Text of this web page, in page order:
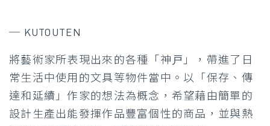
─ KUTOUTEN
將藝術家所表現出來的各種「神戸」，帶進了日
常生活中使用的文具等物件當中。以「保存、傳
達和延續」作家的想法為概念，希望藉由簡單的
設計生產出能發揮作品豐富個性的商品，並與熱